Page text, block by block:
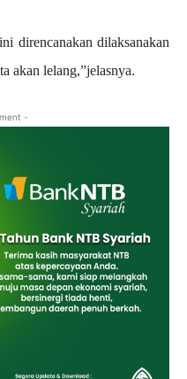
direncanakan dilaksanakan
akan lelang,”jelasnya.
-